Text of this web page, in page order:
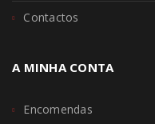
Contactos
A MINHA CONTA
Encomendas